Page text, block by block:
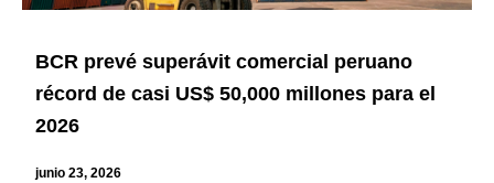
BCR prevé superávit comercial peruano
récord de casi US$ 50,000 millones para el
2026
junio 23, 2026